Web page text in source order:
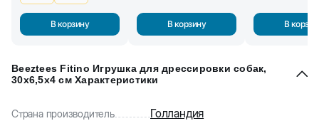
В корзину В корзину В
Beeztees Fitino Игрушка для дрессировки собак,
30x6,5x4 см Характеристики
Страна производитель Голландия